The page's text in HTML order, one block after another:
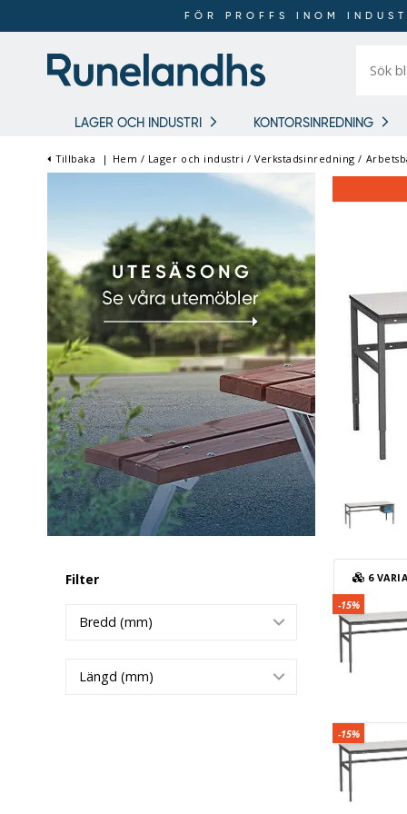
FÖR PROFFS INOM
bland
LAGER OCH INDUSTRI KONTORSINREDNING
FÖR PROFFS INOM
INDUSTRI OCH LAGER
Tillbaka | Hem / Lager och industri /Verkstadsinredning /
6
Filter
Bredd (mm)
Längd (mm)
-15%
Arbetsbord
-15%
Arbetsbord